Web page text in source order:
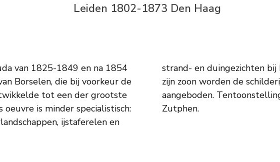
Leiden 1802-1873 Den Haag
van 1825-1849 en na 1854
Borselen, die bij voorkeur de
tot een der grootste
is minder specialistisch:
ijstaferelen en
tegenstelling tot het werk van
van Borselen zelden
Den Haag, Groningen en
Zutphen.